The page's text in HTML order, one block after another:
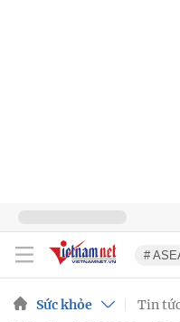
#
Sức khỏe Tin